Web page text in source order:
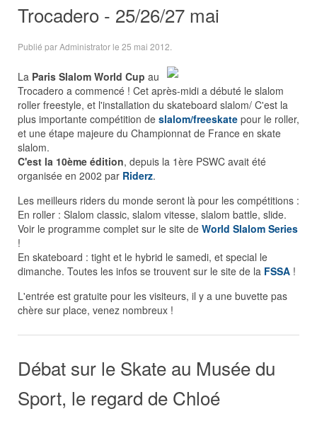
Trocadero - 25/26/27 mai
Publié par Administrator le 25 mai 2012
La Paris Slalom World Cup au
Trocadero a commencé ! Cet après-midi a débuté le slalom
roller freestyle, et l'installation du skateboard slalom/ C'est la
plus importante compétition de slalom/freeskate pour le roller,
et une étape majeure du Championnat de France en skate
slalom.
C'est la 10ème édition, depuis la 1ère PSWC avait été
organisée en 2002 par Riderz.
Les meilleurs riders du monde seront là pour les compétitions :
En roller : Slalom classic, slalom vitesse, slalom battle, slide.
Voir le programme complet sur le site de World Slalom Series
!
En skateboard : tight et le hybrid le samedi, et special le
dimanche. Toutes les infos se trouvent sur le site de la FSSA !
L'entrée est gratuite pour les visiteurs, il y a une buvette pas
chère sur place, venez nombreux !
Débat sur le Skate au Musée du
Sport, le regard de Chloé